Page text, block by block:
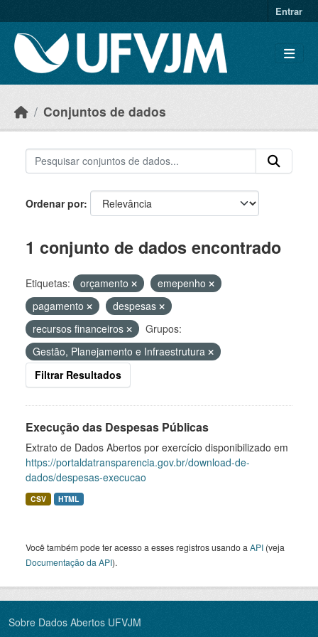
Entrar
Conjuntos de dados
Ordenar por
1 conjunto de dados encontrado
Etiquetas: orçamento
emepenho
pagamento
despesas
recursos financeiros
Grupos:
Gestão, Planejamento e Infraestrutura
Filtrar Resultados
Execução das Despesas Públicas
Extrato de Dados Abertos por exercício disponibilizado em
https://portaldatransparencia.gov.br/download-de-
dados/despesas-execucao
CSV HTML
Você também pode ter acesso a esses registros usando a API (veja
Documentação da API).
Sobre Dados Abertos UFVJM